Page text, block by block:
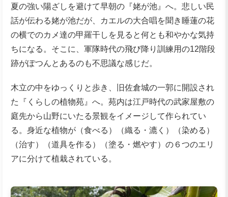
夏の強い陽ざしを避けて早朝の『姥が池』へ。悲しい民
話が伝わる姥が池だが、カエルの大合唱を聞き睡蓮の花
の横でのカメ達の甲羅干しを見ると何とも和やかな気持
ちになる。そこに、軍隊時代の飛び降り訓練用の12階段
跡がぽつんとあるのも不思議な感じだ。
木立の中をゆっくりと歩き、旧佐倉城の一郭に開設され
た『くらしの植物苑』へ。苑内は江戸時代の武家屋敷の
庭先から山野にいたる景観をイメージして作られてい
る。身近な植物が（食べる）（織る・漉く）（染める）
（治す）（道具を作る）（塗る・燃やす）の６つのエリ
アに分けて植栽されている。